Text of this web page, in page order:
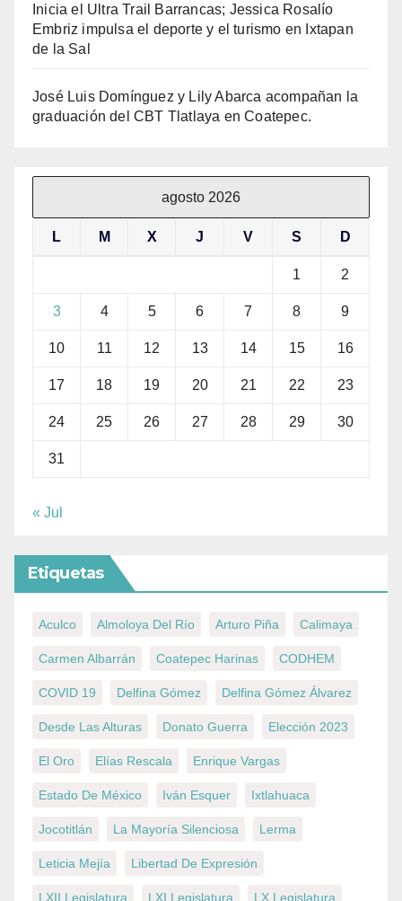
Inicia el Ultra Trail Barrancas; Jessica Rosalío
Embriz impulsa el deporte y el turismo en Ixtapan
de la Sal
José Luis Domínguez y Lily Abarca acompañan la
graduación del CBT Tlatlaya en Coatepec.
agosto 2026
L M X J V S D
1 2
3 4 5 6 7 8 9
10 11 12 13 14 15 16
17 18 19 20 21 22 23
24 25 26 27 28 29 30
31
« Jul
Etiquetas
Aculco Almoloya Del Río Arturo Piña Calimaya
Carmen Albarrán Coatepec Harinas CODHEM
COVID 19 Delfina Gómez Delfina Gómez Álvarez
Desde Las Alturas Donato Guerra Elección 2023
El Oro Elías Rescala Enrique Vargas
Estado De México Iván Esquer Ixtlahuaca
Jocotitlán La Mayoría Silenciosa Lerma
Leticia Mejía Libertad De Expresión
LXII Legislatura LXI Legislatura LX Legislatura